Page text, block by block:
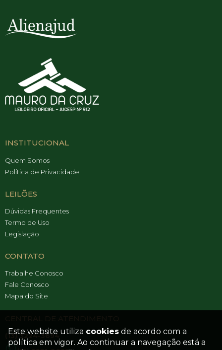
Este website utiliza cookies de acordo com a
política em vigor. Ao continuar a navegação está a
INSTITUCIONAL
Quem Somos
Política de Privacidade
LEILÕES
Dúvidas Frequentes
Termo de Uso
Legislação
CONTATO
Trabalhe Conosco
Fale Conosco
Mapa do Site
(13) 3224-3694